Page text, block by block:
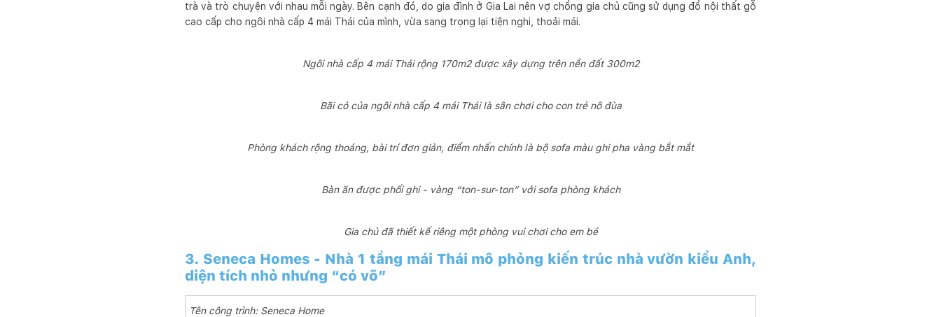
trà và trò chuyện với nhau mỗi ngày. Bên cạnh đó, do gia đình ở Gia Lai nên vợ chồng gia chủ cũng sử dụng đồ nội thất gỗ
cao cấp cho ngôi nhà cấp 4 mái Thái của mình, vừa sang trọng lại tiện nghi, thoải mái.
Ngôi nhà cấp 4 mái Thái rộng 170m2 được xây dựng trên nền đất 300m2
Bãi cỏ của ngôi nhà cấp 4 mái Thái là sân chơi cho con trẻ nô đùa
Phòng khách rộng thoáng, bài trí đơn giản, điểm nhấn chính là bộ sofa màu ghi pha vàng bắt mắt
Bàn ăn được phối ghi - vàng “ton-sur-ton” với sofa phòng khách
Gia chủ đã thiết kế riêng một phòng vui chơi cho em bé
3. Seneca Homes - Nhà 1 tầng mái Thái mô phỏng kiến trúc nhà vườn kiểu Anh,
diện tích nhỏ nhưng “có võ”
Tên công trình: Seneca Home